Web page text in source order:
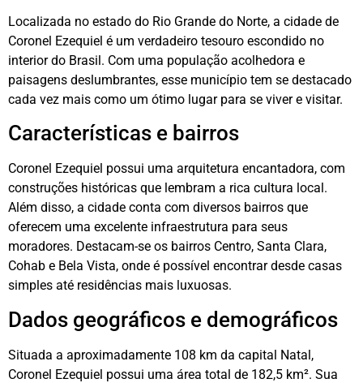
Localizada no estado do Rio Grande do Norte, a cidade de
Coronel Ezequiel é um verdadeiro tesouro escondido no
interior do Brasil. Com uma população acolhedora e
paisagens deslumbrantes, esse município tem se destacado
cada vez mais como um ótimo lugar para se viver e visitar.
Características e bairros
Coronel Ezequiel possui uma arquitetura encantadora, com
construções históricas que lembram a rica cultura local.
Além disso, a cidade conta com diversos bairros que
oferecem uma excelente infraestrutura para seus
moradores. Destacam-se os bairros Centro, Santa Clara,
Cohab e Bela Vista, onde é possível encontrar desde casas
simples até residências mais luxuosas.
Dados geográficos e demográficos
Situada a aproximadamente 108 km da capital Natal,
Coronel Ezequiel possui uma área total de 182,5 km². Sua